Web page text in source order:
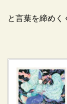
と言葉を締めく